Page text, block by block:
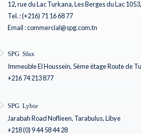
12, rue du Lac Turkana, Les Berges du Lac
Tel. : (+216) 71 16 68 77
Email : commercial@spg.com.tn
SPG Sfax
Immeuble El Houssein, 5ème étage Route de
+216 74 213 877
SPG Lybie
Jarabah Road Noflieen, Tarabulus, Libye
+218 (0) 9 44 58 44 28